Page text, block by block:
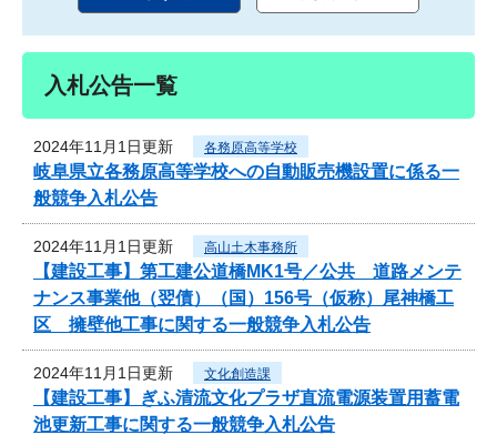
入札公告一覧
2024年11月1日更新 各務原高等学校
岐阜県立各務原高等学校への自動販売機設置に係る一
般競争入札公告
2024年11月1日更新 高山土木事務所
【建設工事】第工建公道橋MK1号／公共 道路メンテ
ナンス事業他（翌債）（国）156号（仮称）尾神橋工
区 擁壁他工事に関する一般競争入札公告
2024年11月1日更新 文化創造課
【建設工事】ぎふ清流文化プラザ直流電源装置用蓄電
池更新工事に関する一般競争入札公告